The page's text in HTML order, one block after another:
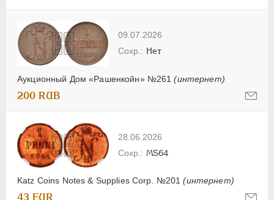
09.07.2026
Аукционный Дом «Рашенкойн» №261(интернет)
Нет
200 RUB
28.06.2026
Katz Coins Notes & Supplies Corp. №201(интернет)
MS64
43 EUR